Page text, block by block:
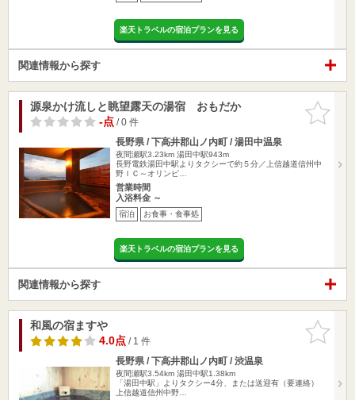
楽天トラベルの宿泊プランを見る
関連情報から探す
お気に入
りに追加
源泉かけ流しと眺望露天の湯宿 おもだか
-点/ 0 件
長野県 / 下高井郡山ノ内町 / 湯田中温泉
夜間瀬駅3.23km 湯田中駅943m
長野電鉄湯田中駅よりタクシーで約５分／上信越道信州中
野ＩＣ～オリンピ…
営業時間
入浴料金 ～
宿泊 お食事・食事処
楽天トラベルの宿泊プランを見る
関連情報から探す
お気に入
りに追加
和風の宿ますや
4.0点/ 1 件
長野県 / 下高井郡山ノ内町 / 渋温泉
夜間瀬駅3.54km 湯田中駅1.38km
「湯田中駅」よりタクシー4分、または送迎有（要連絡）
上信越道信州中野…